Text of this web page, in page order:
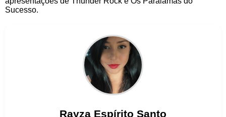
Sucesso.
Rayza Espírito Santo